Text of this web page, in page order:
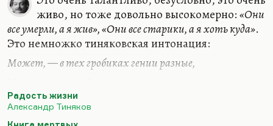
живо, но тоже довольно высокомерно:«Они
все умерли, а я жив», «Они все старики, а я хоть куда».
Это немножко тиняковская интонация:
Может, — в тех гробиках гении разные,
Я же, презренный и всеми оплеванный,
Жив и здоров!
Радость жизни
Александр Тиняков